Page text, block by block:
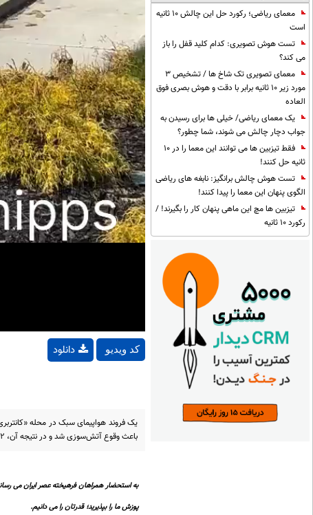
معمای ریاضی؛ رکورد حل این چالش 10 ثانیه
است
تست هوش تصویری: کدام کلید قفل را باز
می کند؟
معمای تصویری تک شاخ ها / تشخیص 3
مورد زیر 10 ثانیه برابر با دقت و هوش بصری فوق
العاده
یک معمای ریاضی/ خیلی ها برای رسیدن به
جواب دچار چالش می شوند، شما چطور؟
فقط تیزبین ها می توانند این معما را در 10
ثانیه حل کنند!
تست هوش چالش برانگیز: نابغه های ریاضی
الگوی پنهان این معما را پیدا کنند!
تیزبین ها مچ این ماهی پنهان کار را بگیرند! /
رکورد 10 ثانیه
کد ویدیو دانلود
یک فروند هواپیمای سبک در محله
باعث وقوع آتش‌سوزی شد و در نتیجه آن، ۲ سرنشین هواپیما جان خود را از دست دادند
به استحضار همراهان فرهیخته عصر ایران می
پوزش ما را بپذیرید؛ قدرتان را می دانیم.